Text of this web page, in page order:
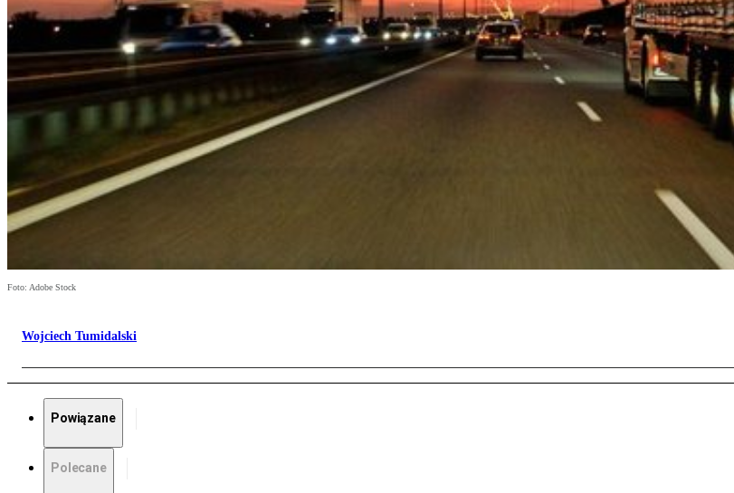
Foto: Adobe Stock
Wojciech Tumidalski
Powiązane
Polecane